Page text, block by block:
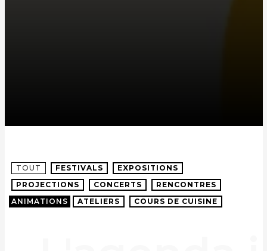
TOUT FESTIVALS
EXPOSITIONS
PROJECTIONS
CONCERTS
RENCONTRES
ANIMATIONS
ATELIERS COURS DE CUISINE